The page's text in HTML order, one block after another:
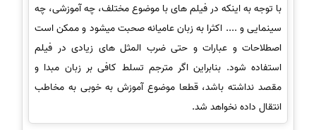
با توجه به اینکه در فیلم های با موضوع مختلف، چه آموزشی، چه
سینمایی و .... اکثرا به زبان عامیانه صحبت میشود و ممکن است
اصطلاحات و عبارات و حتی ضرب المثل های زیادی در فیلم
استفاده شود. بنابراین اگر مترجم تسلط کافی بر زبان مبدا و
مقصد نداشته باشد، قطعا موضوع آموزش به خوبی به مخاطب
انتقال داده نخواهد شد.